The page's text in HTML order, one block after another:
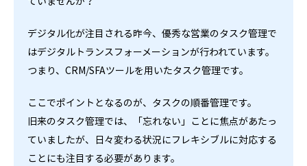
デジタル化が注目される昨今、優秀な営業のタスク管理で
はデジタルトランスフォーメーションが行われています。
つまり、CRM/SFAツールを用いたタスク管理です。
ここでポイントとなるのが、タスクの順番管理です。
旧来のタスク管理では、「忘れない」ことに焦点があたっ
ていましたが、日々変わる状況にフレキシブルに対応する
ことにも注目する必要があります。